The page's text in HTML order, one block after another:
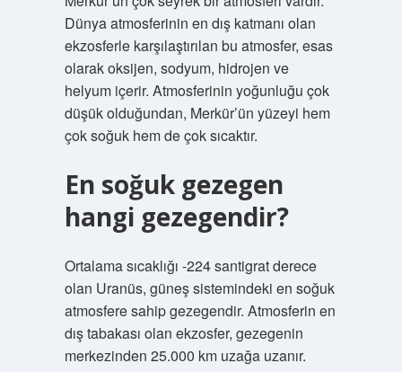
Dünya atmosferinin en dış katmanı olan
ekzosferle karşılaştırılan bu atmosfer, esas
olarak oksijen, sodyum, hidrojen ve
helyum içerir. Atmosferinin yoğunluğu çok
düşük olduğundan, Merkür’ün yüzeyi hem
çok soğuk hem de çok sıcaktır.
En soğuk gezegen
hangi gezegendir?
Ortalama sıcaklığı -224 santigrat derece
olan Uranüs, güneş sistemindeki en soğuk
atmosfere sahip gezegendir. Atmosferin en
dış tabakası olan ekzosfer, gezegenin
merkezinden 25.000 km uzağa uzanır.